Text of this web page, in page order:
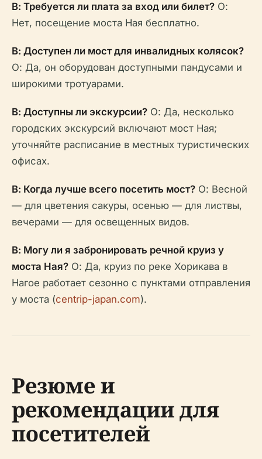
В: Требуется ли плата за вход или билет? О:
Нет, посещение моста Ная бесплатно.
В: Доступен ли мост для инвалидных колясок?
О: Да, он оборудован доступными пандусами и
широкими тротуарами.
В: Доступны ли экскурсии? О: Да, несколько
городских экскурсий включают мост Ная;
уточняйте расписание в местных туристических
офисах.
В: Когда лучше всего посетить мост? О: Весной
— для цветения сакуры, осенью — для листвы,
вечерами — для освещенных видов.
В: Могу ли я забронировать речной круиз у
моста Ная? О: Да, круиз по реке Хорикава в
Нагое работает сезонно с пунктами отправления
у моста (centrip-japan.com).
Резюме и
рекомендации для
посетителей